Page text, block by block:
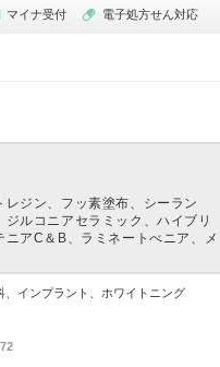
マイナ受付 電子処方せん対応
ジン、フッ素塗布、シーラン
ジルコニアセラミック、ハイブリ
ニアC＆B、ラミネートべニア、メ
インプラント、ホワイトニング
72